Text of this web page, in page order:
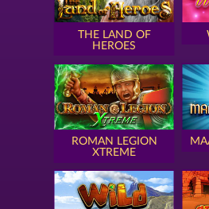
THE LAND OF
HEROES
ROMAN LEGION
XTREME